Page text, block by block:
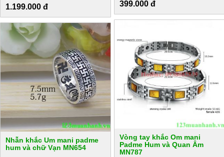
1.199.000 đ 399.000 đ
Vòng tay khắc Om mani
Padme Hum và Quan Âm
MN787
Nhẫn khắc Um mani padme
hum và chữ Vạn MN654